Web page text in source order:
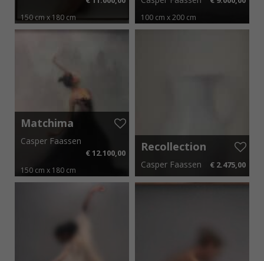
150 cm x 180 cm
€ 165,00 p.m.
100 cm x 200 cm
€ 135,00 p.m.
Matchima
Casper Faassen
€ 12.100,00
150 cm x 180 cm
€ 181,50 p.m.
Recollection
Casper Faassen € 2.475,00
25 cm x 30 cm € 37,13 p.m.